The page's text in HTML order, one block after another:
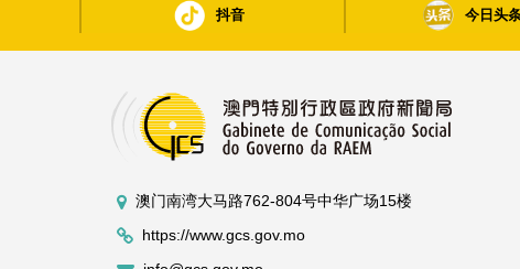
抖音 今日头
澳门南湾大马路762-804号中华广场15楼
https://www.gcs.gov.mo